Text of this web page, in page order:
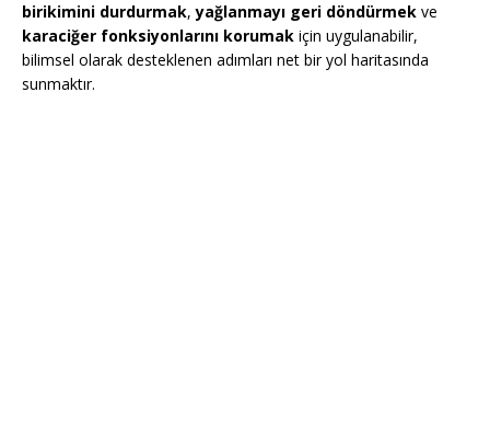
birikimini durdurmak,yağlanmayı geri döndürmek ve
karaciğer fonksiyonlarını korumak için uygulanabilir,
bilimsel olarak desteklenen adımları net bir yol haritasında
sunmaktır.